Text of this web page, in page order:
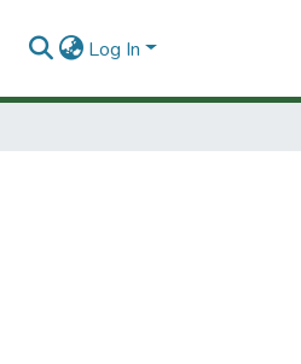
Log In